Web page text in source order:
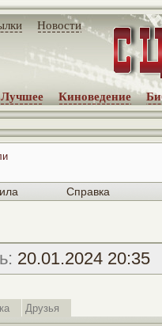
Новости
Лучшее Киноведение
Справка
20.01.2024 20:35
Друзья